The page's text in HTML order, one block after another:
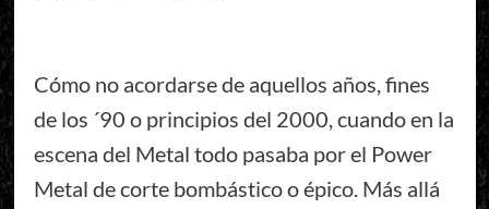
Cómo no acordarse de aquellos años, fines
de los ´90 o principios del 2000, cuando en la
escena del Metal todo pasaba por el Power
Metal de corte bombástico o épico. Más allá